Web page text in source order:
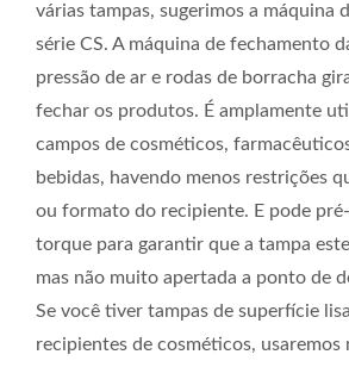
várias tampas, sugerimos a máquina
série CS. A máquina de fechamento
pressão de ar e rodas de borracha
fechar os produtos. É amplamente
campos de cosméticos,
bebidas, havendo menos restrições
ou formato do recipiente. E pode
torque para garantir que a tampa
mas não muito apertada a ponto de
Se você tiver tampas de superfície
recipientes de cosméticos, usaremos